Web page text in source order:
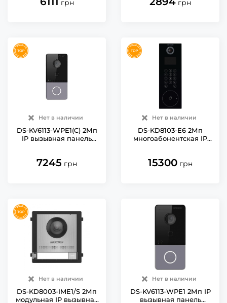
грн грн
Нет в наличии
DS-KV6113-WPE1(C) 2Мп
IP вызывная панель
7245 грн
Нет в наличии
DS-KD8103-E6 2Мп
многоабонентская IP
15300 грн
Нет в наличии
DS-KD8003-IME1/S 2Мп
модульная IP вызывная
Нет в наличии
DS-KV6113-WPE1 2Мп IP
вызывная панель